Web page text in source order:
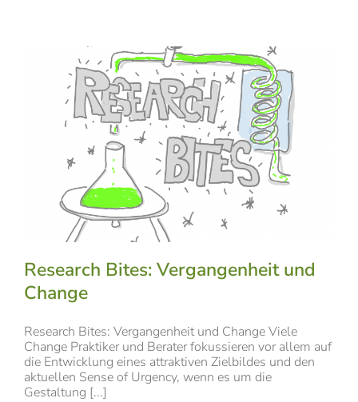
Research Bites: Vergangenheit und
Change
Research Bites: Vergangenheit und Change Viele
Change Praktiker und Berater fokussieren vor allem auf
die Entwicklung eines attraktiven Zielbildes und den
aktuellen Sense of Urgency, wenn es um die
Gestaltung [...]